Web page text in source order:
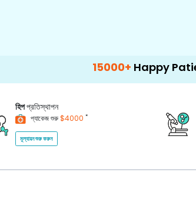
Happy Patients
হিপপ্রতিস্থাপন
প্যাকেজ শুরু$4000 *
মূল্যায়ন শুরু করুন